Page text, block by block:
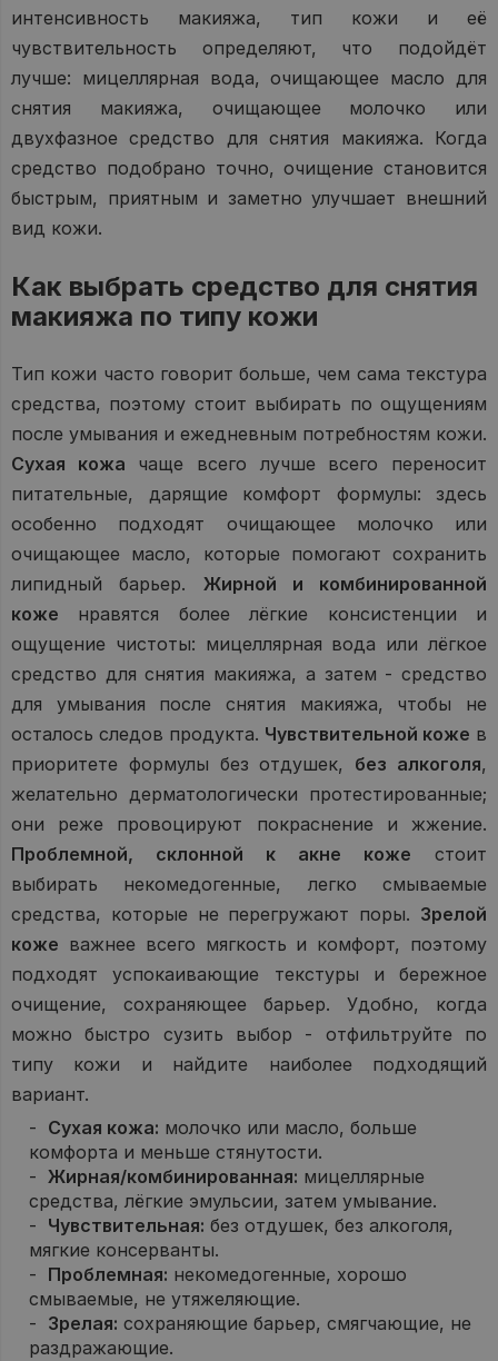
интенсивность макияжа, тип кожи и её
чувствительность определяют, что подойдёт
лучше: мицеллярная вода, очищающее масло для
снятия макияжа, очищающее молочко или
двухфазное средство для снятия макияжа. Когда
средство подобрано точно, очищение становится
быстрым, приятным и заметно улучшает внешний
вид кожи.
Как выбрать средство для снятия
макияжа по типу кожи
Тип кожи часто говорит больше, чем сама текстура
средства, поэтому стоит выбирать по ощущениям
после умывания и ежедневным потребностям кожи.
Сухая кожа чаще всего лучше всего переносит
питательные, дарящие комфорт формулы: здесь
особенно подходят очищающее молочко или
очищающее масло, которые помогают сохранить
липидный барьер. Жирной и комбинированной
коже нравятся более лёгкие консистенции и
ощущение чистоты: мицеллярная вода или лёгкое
средство для снятия макияжа, а затем - средство
для умывания после снятия макияжа, чтобы не
осталось следов продукта. Чувствительной коже в
приоритете формулы без отдушек, без алкоголя,
желательно дерматологически протестированные;
они реже провоцируют покраснение и жжение.
Проблемной, склонной к акне коже стоит
выбирать некомедогенные, легко смываемые
средства, которые не перегружают поры. Зрелой
коже важнее всего мягкость и комфорт, поэтому
подходят успокаивающие текстуры и бережное
очищение, сохраняющее барьер. Удобно, когда
можно быстро сузить выбор - отфильтруйте по
типу кожи и найдите наиболее подходящий
вариант.
Сухая кожа: молочко или масло, больше
комфорта и меньше стянутости.
Жирная/комбинированная: мицеллярные
средства, лёгкие эмульсии, затем умывание.
Чувствительная: без отдушек, без алкоголя,
мягкие консерванты.
Проблемная: некомедогенные, хорошо
смываемые, не утяжеляющие.
Зрелая: сохраняющие барьер, смягчающие, не
раздражающие.